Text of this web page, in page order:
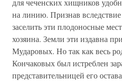
для чеченских хищников
на линию. Признав
заселить эти плодоносные
хозяина. Земли эти издавна
Мударовых. Но так как весь
Кончаковых был истреблен
представительницей его